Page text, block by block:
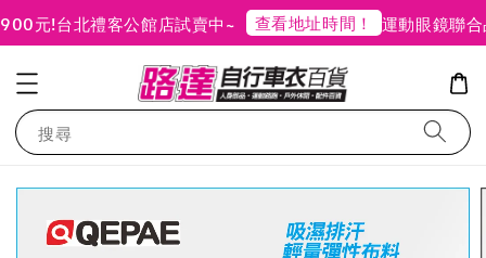
元!台北禮客公館店試賣中~ 查看地址時間！ 運動眼鏡聯合
搜尋